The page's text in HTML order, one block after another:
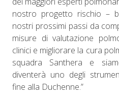
nostro progetto rischio –
nostri prossimi passi da
misure di valutazione
clinici e migliorare la cura
squadra Santhera e
diventerà uno degli
fine alla Duchenne.”